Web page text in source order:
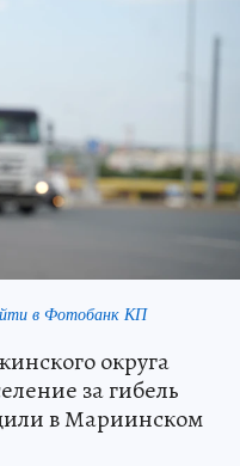
в Фотобанк КП
округа
за гибель
в Мариинском